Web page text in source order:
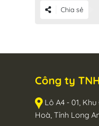
Chia sẻ
Công ty
Lô A4 - 01,
Hoà, Tỉnh Long